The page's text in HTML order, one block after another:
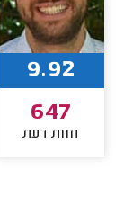
9.92
647
חוות דעת